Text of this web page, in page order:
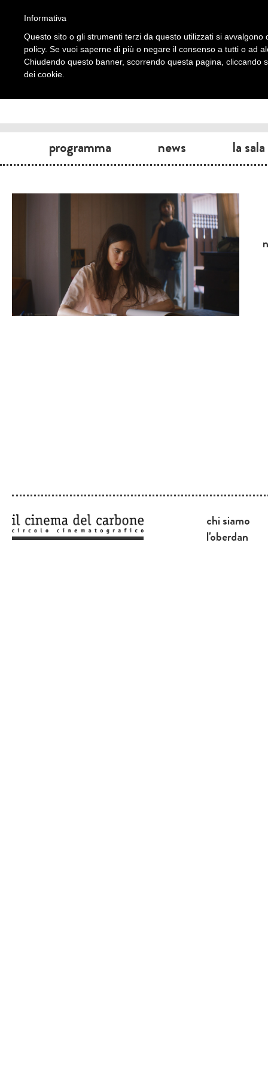
programma news la sala
chi siamo
l'oberdan
Informativa
Questo sito o gli strumenti terzi da questo utilizzati si
policy. Se vuoi saperne di più o negare il consenso a tutti o ad
Chiudendo questo banner, scorrendo questa pagina, cliccando
dei cookie.